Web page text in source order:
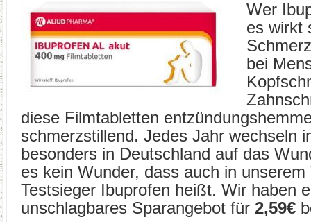
Wer
es wirkt
bei
diese Filmtabletten
schmerzstillend. Jedes Jahr wechseln
besonders in Deutschland auf das
es kein Wunder, dass auch in unserem
Testsieger Ibuprofen heißt. Wir haben
unschlagbares Sparangebot für2,59€